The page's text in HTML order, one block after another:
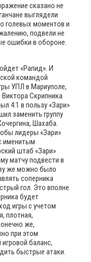
сказано не
выглядели
голевых моментов и
подвели не
ошибки в обороне.
«Рапид». И
командой
УПЛ в Мариуполе,
Скрипника
4:1 в пользу «Зари»
заменить группу
Шахаба.
лидеры «Зари»
именитым
штаб «Зари»
матчу подвести в
же можно было
соперника
гол. Это вполне
будет
игры с учетом
плотная,
же,
при этом
баланс,
быстрые атаки.